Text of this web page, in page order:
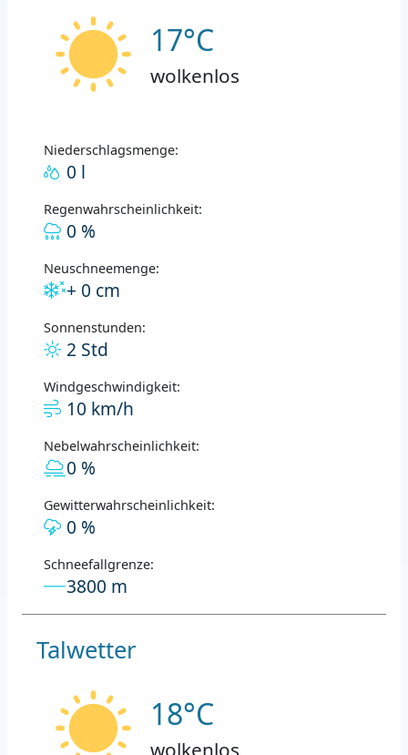
17°C
wolkenlos
Niederschlagsmenge:
0 l
Regenwahrscheinlichkeit:
0 %
Neuschneemenge:
+ 0 cm
Sonnenstunden:
2 Std
Windgeschwindigkeit:
10 km/h
Nebelwahrscheinlichkeit:
0 %
Gewitterwahrscheinlichkeit:
0 %
Schneefallgrenze:
3800 m
Talwetter
18°C
wolkenlos